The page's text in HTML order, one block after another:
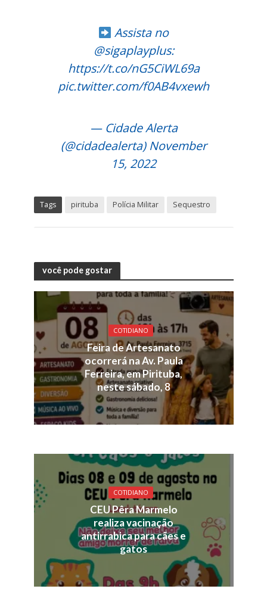
Assista no
@sigaplayplus:
https://t.co/nG5CiWL69a
pic.twitter.com/f0AB4vxewh
— Cidade Alerta
(@cidadealerta) November
15, 2022
Tags pirituba Polícia Militar Sequestro
você pode gostar
COTIDIANO
Feira de Artesanato
ocorrerá na Av. Paula
Ferreira, em Pirituba,
neste sábado, 8
COTIDIANO
CEU Pêra Marmelo
realiza vacinação
antirrabica para cães e
gatos